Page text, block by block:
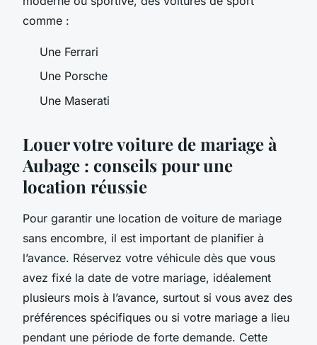
comme :
Une Ferrari
Une Porsche
Une Maserati
Louer votre voiture de mariage à
Aubage : conseils pour une
location réussie
Pour garantir une location de voiture de mariage
sans encombre, il est important de planifier à
l’avance. Réservez votre véhicule dès que vous
avez fixé la date de votre mariage, idéalement
plusieurs mois à l’avance, surtout si vous avez des
préférences spécifiques ou si votre mariage a lieu
pendant une période de forte demande. Cette